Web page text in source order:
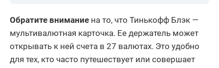
Обратите внимание на то, что Тинькофф Блэк —
мультивалютная карточка. Ее держатель может
открывать к ней счета в 27 валютах. Это удобно
для тех, кто часто путешествует или совершает